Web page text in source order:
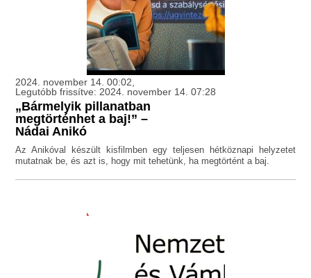
2024. november 14. 00:02,
Legutóbb frissítve: 2024. november 14. 07:28
„Bármelyik pillanatban
megtörténhet a baj!” –
Nádai Anikó
Az Anikóval készült kisfilmben egy teljesen hétköznapi helyzetet
mutatnak be, és azt is, hogy mit tehetünk, ha megtörtént a baj.